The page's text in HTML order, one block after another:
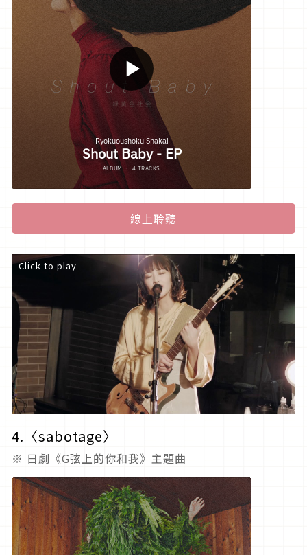
線上聆聽
Click to play
4.〈sabotage〉
※ 日劇《G弦上的你和我》主題曲